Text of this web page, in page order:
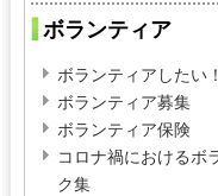
ボランティア
ボランティアしたい！
ボランティア募集
ボランティア保険
コロナ禍におけるボ
ク集